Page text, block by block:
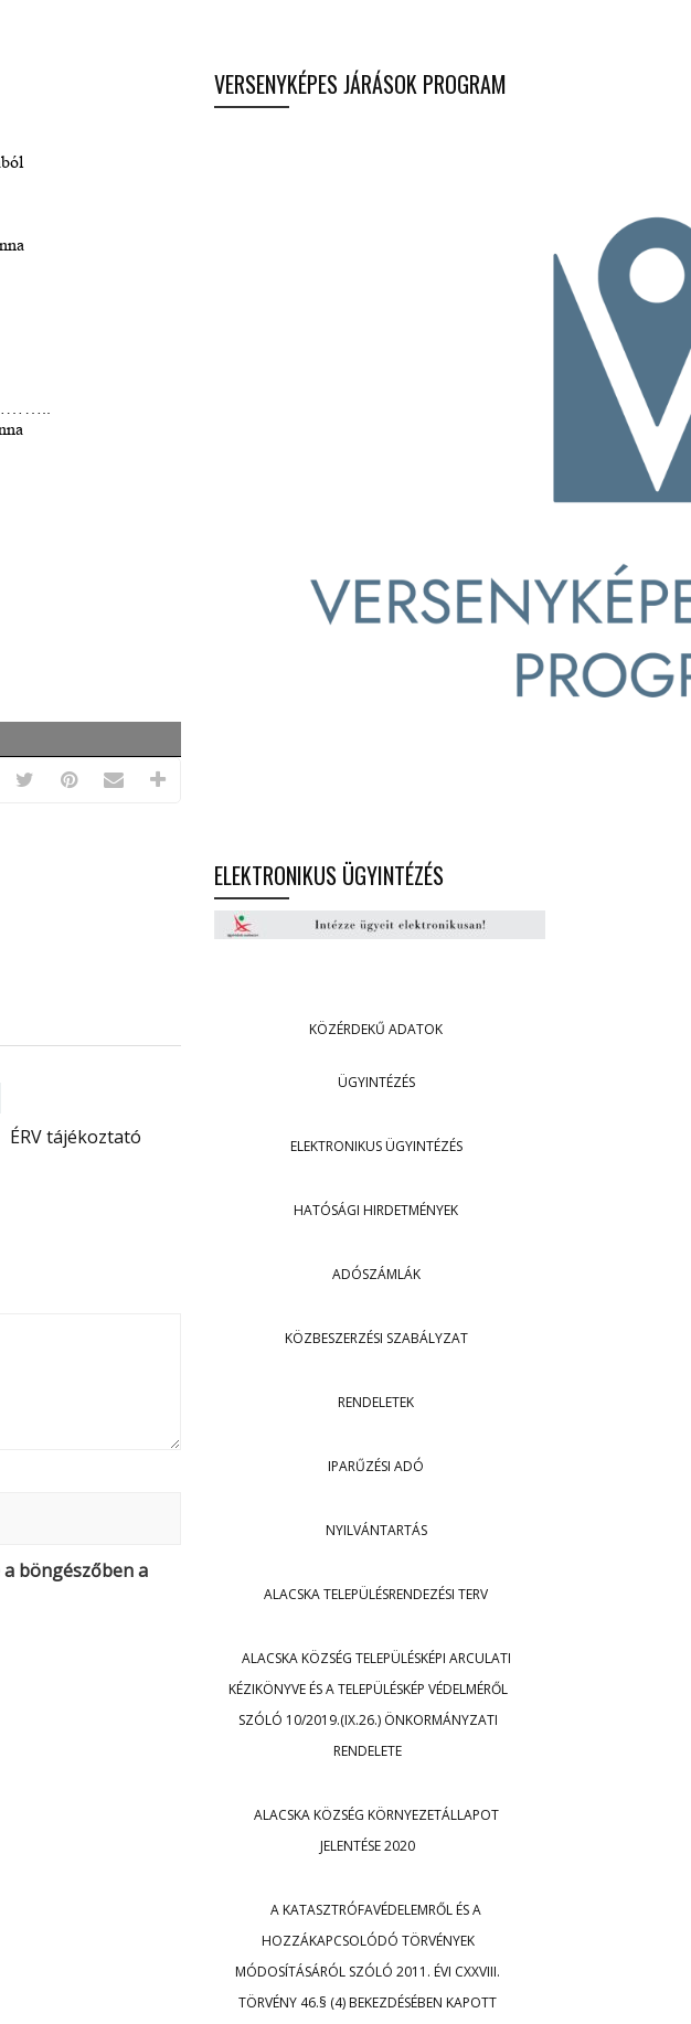
ÉRV tájékoztató
a böngészőben a
VERSENYKÉPES JÁRÁSOK PROGRAM
ELEKTRONIKUS ÜGYINTÉZÉS
KÖZÉRDEKŰ ADATOK
ÜGYINTÉZÉS
ELEKTRONIKUS ÜGYINTÉZÉS
HATÓSÁGI HIRDETMÉNYEK
ADÓSZÁMLÁK
KÖZBESZERZÉSI SZABÁLYZAT
RENDELETEK
IPARŰZÉSI ADÓ
NYILVÁNTARTÁS
ALACSKA TELEPÜLÉSRENDEZÉSI TERV
ALACSKA KÖZSÉG TELEPÜLÉSKÉPI ARCULATI
KÉZIKÖNYVE ÉS A TELEPÜLÉSKÉP VÉDELMÉRŐL
SZÓLÓ 10/2019.(IX.26.) ÖNKORMÁNYZATI
RENDELETE
ALACSKA KÖZSÉG KÖRNYEZETÁLLAPOT
JELENTÉSE 2020
A KATASZTRÓFAVÉDELEMRŐL ÉS A
HOZZÁKAPCSOLÓDÓ TÖRVÉNYEK
MÓDOSÍTÁSÁRÓL SZÓLÓ 2011. ÉVI CXXVIII.
TÖRVÉNY 46.§ (4) BEKEZDÉSÉBEN KAPOTT